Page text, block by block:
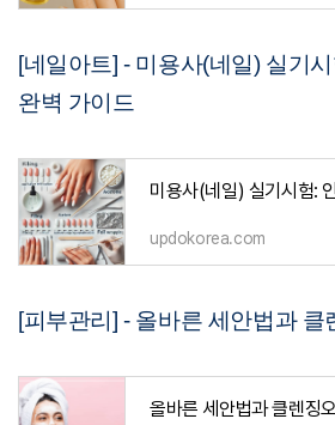
[네일아트] - 미용사(네일) 실기
완벽 가이드
updokorea.com
[피부관리] - 올바른 세안법과 클
올바른 세안법과 클렌징